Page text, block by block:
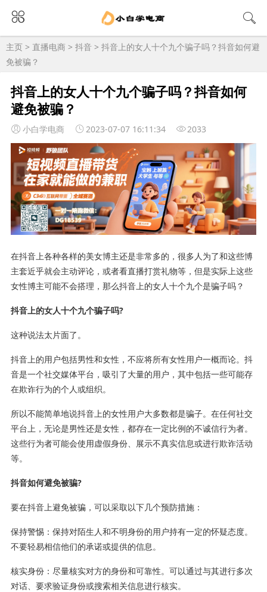
主页 > 直播电商 > 抖音 > 抖音上的女人十个九个骗子吗？抖音如何避
免被骗？
抖音上的女人十个九个骗子吗？抖音如何
避免被骗？
小白学电商 2023-07-07 16:11:34 2033
在抖音上各种各样的美女博主还是非常多的，很多人为了和这些博
主套近乎就会主动评论，或者看直播打赏礼物等，但是实际上这些
女性博主可能不会搭理，那么抖音上的女人十个九个是骗子吗？
抖音上的女人十个九个骗子吗?
这种说法太片面了。
抖音上的用户包括男性和女性，不应将所有女性用户一概而论。抖
音是一个社交媒体平台，吸引了大量的用户，其中包括一些可能存
在欺诈行为的个人或组织。
所以不能简单地说抖音上的女性用户大多数都是骗子。在任何社交
平台上，无论是男性还是女性，都存在一定比例的不诚信行为者。
这些行为者可能会使用虚假身份、展示不真实信息或进行欺诈活动
等。
抖音如何避免被骗?
要在抖音上避免被骗，可以采取以下几个预防措施：
保持警惕：保持对陌生人和不明身份的用户持有一定的怀疑态度。
不要轻易相信他们的承诺或提供的信息。
核实身份：尽量核实对方的身份和可靠性。可以通过与其进行多次
对话、要求验证身份或搜索相关信息进行核实。